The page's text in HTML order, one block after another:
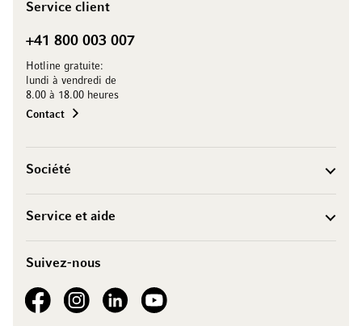
Service client
+41 800 003 007
Hotline gratuite:
lundi à vendredi de
8.00 à 18.00 heures
Contact
Société
Service et aide
Suivez-nous
See our FacebookSee our Instagram account
See our LinkedInSee our YouTube channel